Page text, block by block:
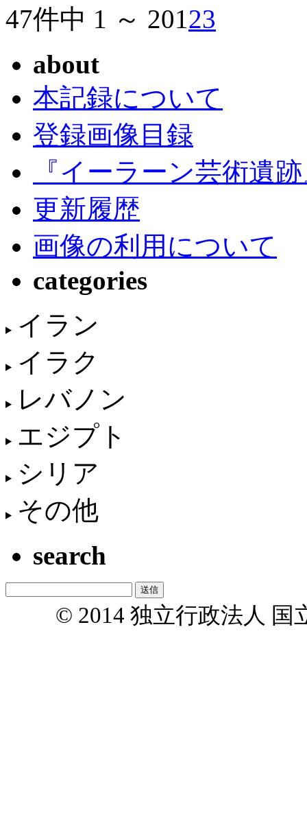
47件中 1 ～ 20123
about
本記録について
登録画像目録
『イーラーン芸術遺
更新履歴
画像の利用について
categories
イラン
イラク
レバノン
エジプト
シリア
その他
search
© 2014 独立行政法人 国